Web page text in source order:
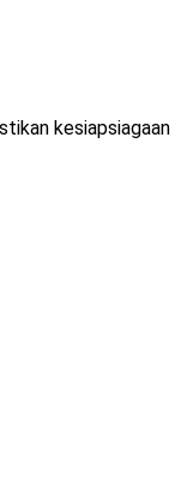
kesiapsiagaan